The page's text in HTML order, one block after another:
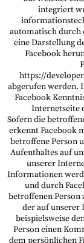
integriert
automatisch durch
eine Darstellung
Facebook
https://
abgerufen werden.
Facebook
Internetseite
Sofern die
erkennt Facebook
betroffene Person
Aufenthaltes auf
unserer
Informationen
und durch
betroffenen Person
der auf unserer
beispielsweise
Person einen